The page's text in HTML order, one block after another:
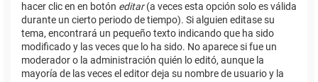
hacer clic en en botón editar(a veces esta opción solo es válida
durante un cierto periodo de tiempo). Si alguien editase su
tema, encontrará un pequeño texto indicando que ha sido
modificado y las veces que lo ha sido. No aparece si fue un
moderador o la administración quién lo editó, aunque la
mayoría de las veces el editor deja su nombre de usuario y la